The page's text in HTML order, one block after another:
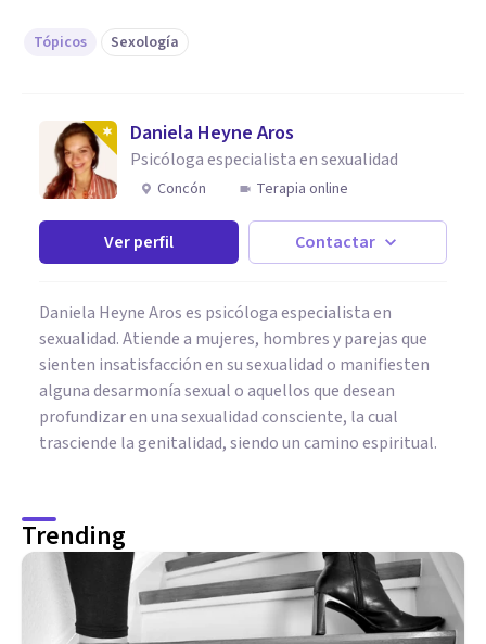
Tópicos Sexología
Daniela Heyne Aros
Psicóloga especialista en sexualidad
Concón Terapia online
Ver perfil Contactar
Daniela Heyne Aros es psicóloga especialista en
sexualidad. Atiende a mujeres, hombres y parejas que
sienten insatisfacción en su sexualidad o manifiesten
alguna desarmonía sexual o aquellos que desean
profundizar en una sexualidad consciente, la cual
trasciende la genitalidad, siendo un camino espiritual.
Trending